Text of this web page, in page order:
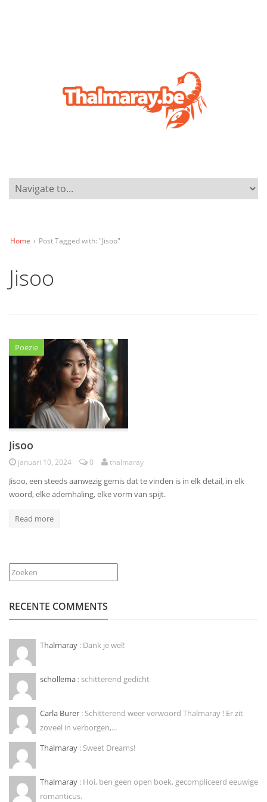
Home › Post Tagged with: "Jisoo"
Jisoo
Poëzie
Jisoo
januari 10, 2024 0 thalmaray
Jisoo, een steeds aanwezig gemis dat te vinden is in elk detail, in elk
woord, elke ademhaling, elke vorm van spijt.
Read more
Zoeken
RECENTE COMMENTS
Thalmaray : Dank je wel!
schollema : schitterend gedicht
Carla Burer : Schitterend weer verwoord Thalmaray ! Er zit
zoveel in verborgen,...
Thalmaray : Sweet Dreams!
Thalmaray : Hoi, ben geen open boek, gecompliceerd eeuwige
romanticus.